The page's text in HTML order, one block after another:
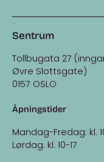
Sentrum
Tollbugata 27
Øvre Slottsgate)
0157 OSLO
Åpningstider
Mandag-Fredag: kl.
Lørdag: kl. 10-17